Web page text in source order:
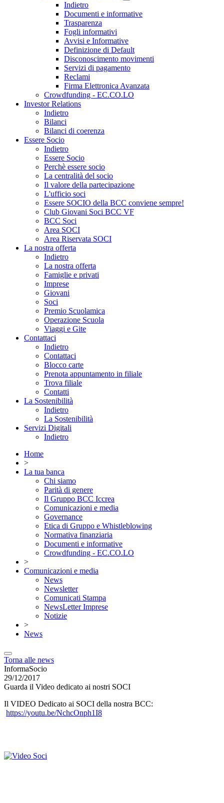
Indietro
Documenti e informative
Trasparenza
Fogli informativi
Avvisi e Informative
Definizione di Default
Disconoscimento movimenti
Servizi di pagamento
Reclami
Firma Elettronica Avanzata
Crowdfunding - EC.CO.LO
Investor Relations
Indietro
Bilanci
Bilanci di coerenza
Essere Socio
Indietro
Essere Socio
Perchè essere socio
La centralità del socio
Il valore della partecipazione
L'ufficio soci
Essere SOCIO della BCC conviene sempre!
Club Giovani Soci BCC VF
BCC Soci
Area SOCI
Area Riservata SOCI
La nostra offerta
Indietro
La nostra offerta
Famiglie e privati
Imprese
Giovani
Soci
Premio Scuolamica
Operazione Scuola
Viaggi e Gite
Contattaci
Indietro
Contattaci
Blocco carte
Prenota appuntamento in filiale
Trova filiale
Contatti
La Sostenibilità
Indietro
La Sostenibilità
Servizi Digitali
Indietro
Home
>
La tua banca
Chi siamo
Parità di genere
Il Gruppo BCC Iccrea
Comunicazioni e media
Governance
Etica di Gruppo e Whistleblowing
Normativa finanziaria
Documenti e informative
Crowdfunding - EC.CO.LO
>
Comunicazioni e media
News
Newsletter
Comunicati Stampa
NewsLetter Imprese
Notizie
>
News
Torna alle news
InformaSocio
29/12/2017
Guarda il Video dedicato ai nostri SOCI
Il VIDEO Dedicato ai SOCI della nostra BCC:
https://youtu.be/NchcOnph1I8